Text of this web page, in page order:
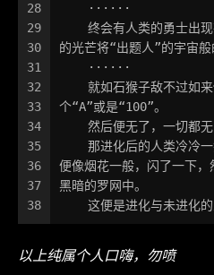
28
29
30
31
32
33
34
35
36
37
38
    ······
终会有人类的勇士出
的光芒将“出题人”的宇宙
    ······
就如石猴子敌不过如
个“A”或是“100”。
然后便无了，一切都无
那进化后的人类冷冷
便像烟花一般，闪了一下
黑暗的罗网中。
这便是进化与未进化的
以上纯属个人口嗨，勿喷